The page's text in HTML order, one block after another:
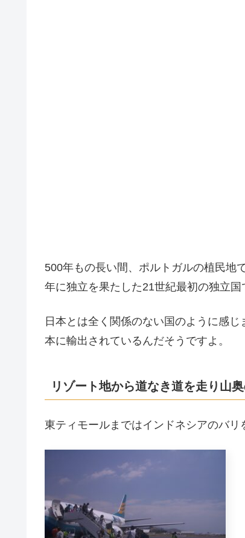
500年もの長い間、ポルトガルの植民地
年に独立を果たした21世紀最初の独立国
日本とは全く関係のない国のように感
本に輸出されているんだそうですよ。
リゾート地から道なき道を走り山
東ティモールまではインドネシアのバリ